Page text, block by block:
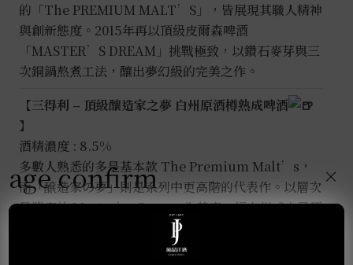
量
的「The PREMIUM MALT’S」，皆展現其職人精神
與創新態度。2015年再以頂級皮爾森啤酒
「MASTER’S DREAM」挑戰極致，以鑽石麥芽與三
次銅鍋熬煮工法，釀出夢幻級的完美之作。
【三得利 – 頂級釀造家之夢 白州原酒樽熟成啤酒
】
酒精濃度 : 8.5%
多數人熟悉的多是基本款 The Premium Malt’s，
而「醸造家の夢」則是系列中更高階的代表作。以層次
最豐富的 Master’s Dream 為基底，經白州威士忌原
酒桶熟成，帶來醇厚圓潤的口感與豐富層次。綿密泡沫
下隱約散發出威士忌香氣，融合啤酒的爽、苦、甘、
age confirm ×